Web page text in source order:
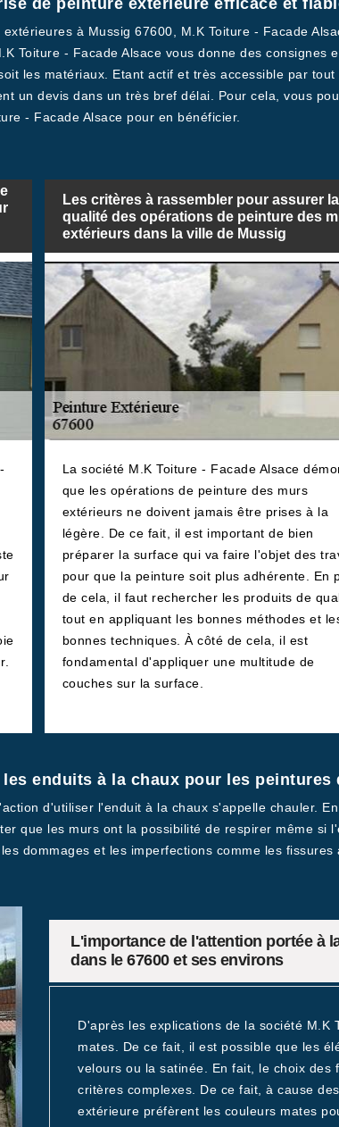
de peinture extérieure efficace et
à Mussig 67600, M.K Toiture - Facade
Toiture - Facade Alsace vous donne des
les matériaux. Etant actif et très accessible par
un devis dans un très bref délai. Pour cela, vous
- Facade Alsace pour en bénéficier.
Les critères à rassembler pour assurer la
qualité des opérations de peinture des
extérieurs dans la ville de Mussig
La société M.K Toiture - Facade Alsace
que les opérations de peinture des murs
extérieurs ne doivent jamais être prises à la
légère. De ce fait, il est important de bien
préparer la surface qui va faire l'objet des
pour que la peinture soit plus adhérente. En
de cela, il faut rechercher les produits de
tout en appliquant les bonnes méthodes et
bonnes techniques. À côté de cela, il est
fondamental d'appliquer une multitude de
couches sur la surface.
enduits à la chaux pour les peintures
d'utiliser l'enduit à la chaux s'appelle chauler.
que les murs ont la possibilité de respirer même si
dommages et les imperfections comme les fissures
L'importance de l'attention portée à
dans le 67600 et ses environs
D'après les explications de la société M.K
mates. De ce fait, il est possible que les
velours ou la satinée. En fait, le choix
critères complexes. De ce fait, à cause
extérieure préfèrent les couleurs mates